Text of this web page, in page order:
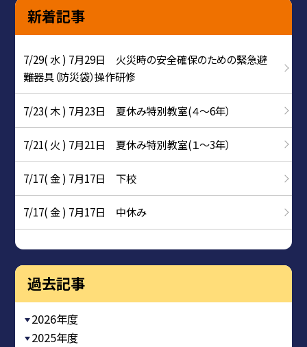
新着記事
7/29( 水 ) 7月29日 火災時の安全確保のための緊急避
難器具（防災袋）操作研修
7/23( 木 ) 7月23日 夏休み特別教室(４～6年）
7/21( 火 ) 7月21日 夏休み特別教室(１～3年）
7/17( 金 ) 7月17日 下校
7/17( 金 ) 7月17日 中休み
過去記事
2026年度
2025年度